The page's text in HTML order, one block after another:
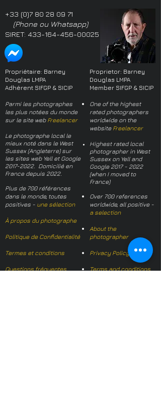
+33 (0)7 80 28 09 71
(Phone ou Whatsapp)
SIRET: 433-164-456-00025
Propriétaire: Barney
Douglas LMPA
Adhérent SIFGP & SICIP
Parmi les photographes
les plus notées du monde
sur le site web Freelancer
Le photographe local le
mieux noté dans le West
Sussex (Angleterre) sur
les sites web Yell et Google
2017-2022. Domicilié en
France depuis 2022.
Plus de 700 références
dans le monde, toutes
positives - une sélection
À propos du photographe
Politique de Confidentialité
Termes et conditions
Questions fréquentes
Proprietor: Barney
Douglas LMPA
Member SIFGP & SICIP
One of the highest
rated photographers
worldwide on the
website Freelancer
Highest rated local
photographer in West
Sussex on Yell and
Google 2017 - 2022
(when I moved to
France)
Over 700 references
worldwide, all positive -
a selection
About the
photographer
Privacy Policy
Terms and conditions